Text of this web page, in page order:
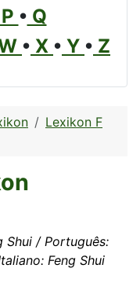
P • Q
• X • Y • Z
Lexikon F
Shui / Português:
Feng Shui